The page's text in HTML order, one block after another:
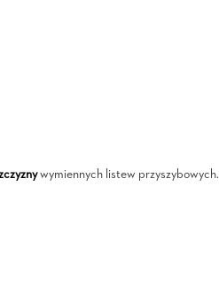
wymiennych listew przyszybowych.